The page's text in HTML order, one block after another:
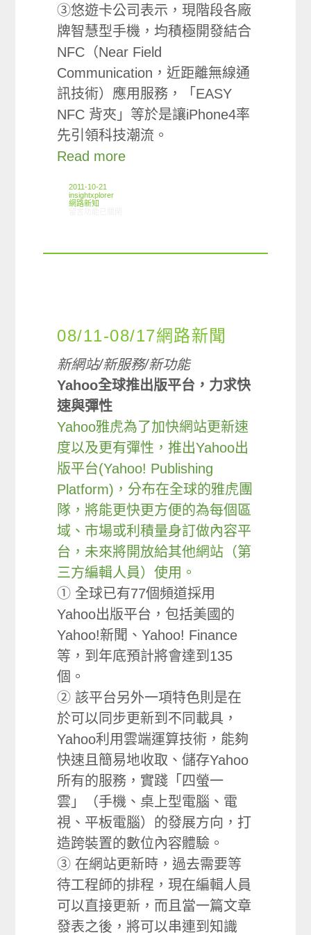
③悠遊卡公司表示，現階段各廠
牌智慧型手機，均積極開發結合
NFC（Near Field
Communication，近距離無線通
訊技術）應用服務，「EASY
NFC 背夾」等於是讓iPhone4率
先引領科技潮流。
Read more
2011-10-21
insightxplorer
網路新知
08/11-08/17網路新聞
新網站/新服務/新功能
Yahoo全球推出版平台，力求快
速與彈性
Yahoo雅虎為了加快網站更新速
度以及更有彈性，推出Yahoo出
版平台(Yahoo! Publishing
Platform)，分布在全球的雅虎團
隊，將能更快更方便的為每個區
域、市場或利積量身訂做內容平
台，未來將開放給其他網站（第
三方編輯人員）使用。
① 全球已有77個頻道採用
Yahoo出版平台，包括美國的
Yahoo!新聞、Yahoo! Finance
等，到年底預計將會達到135
個。
② 該平台另外一項特色則是在
於可以同步更新到不同載具，
Yahoo利用雲端運算技術，能夠
快速且簡易地收取、儲存Yahoo
所有的服務，實踐「四螢一
雲」（手機、桌上型電腦、電
視、平板電腦）的發展方向，打
造跨裝置的數位內容體驗。
③ 在網站更新時，過去需要等
待工程師的排程，現在編輯人員
可以直接更新，而且當一篇文章
發表之後，將可以串連到知識